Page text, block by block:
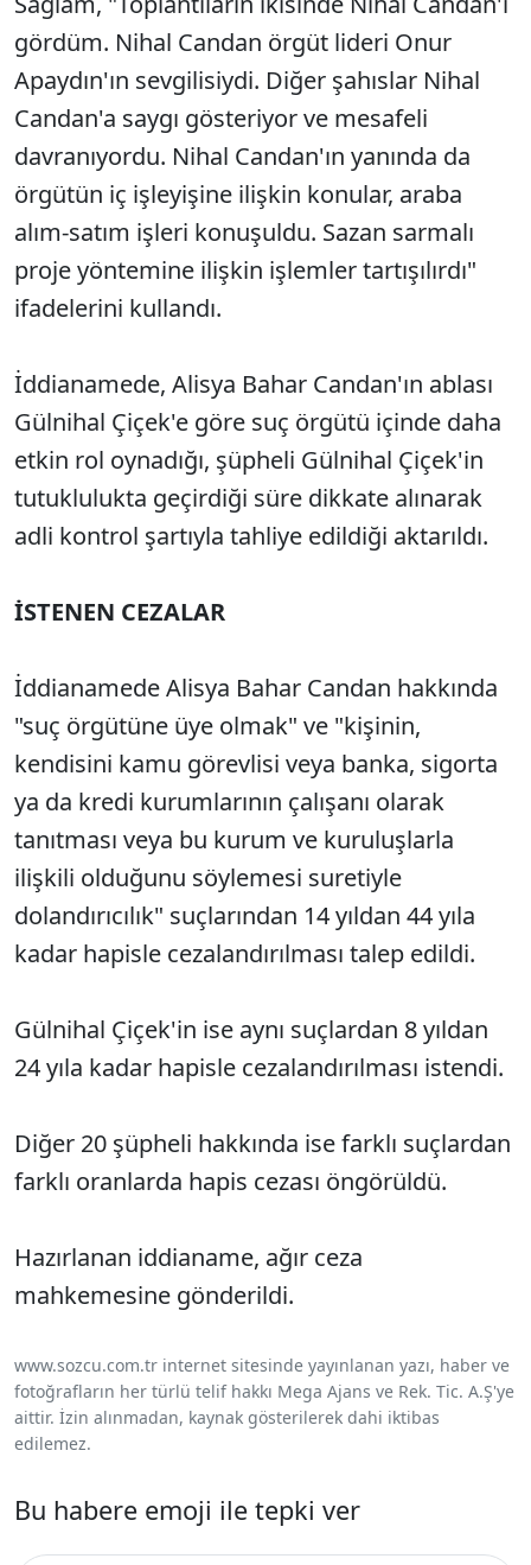
gördüm. Nihal Candan örgüt lideri Onur
Apaydın'ın sevgilisiydi. Diğer şahıslar Nihal
Candan'a saygı gösteriyor ve mesafeli
davranıyordu. Nihal Candan'ın yanında da
örgütün iç işleyişine ilişkin konular, araba
alım-satım işleri konuşuldu. Sazan sarmalı
proje yöntemine ilişkin işlemler tartışılırdı"
ifadelerini kullandı.
İddianamede, Alisya Bahar Candan'ın ablası
Gülnihal Çiçek'e göre suç örgütü içinde daha
etkin rol oynadığı, şüpheli Gülnihal Çiçek'in
tutuklulukta geçirdiği süre dikkate alınarak
adli kontrol şartıyla tahliye edildiği aktarıldı.
İSTENEN CEZALAR
İddianamede Alisya Bahar Candan hakkında
"suç örgütüne üye olmak" ve "kişinin,
kendisini kamu görevlisi veya banka, sigorta
ya da kredi kurumlarının çalışanı olarak
tanıtması veya bu kurum ve kuruluşlarla
ilişkili olduğunu söylemesi suretiyle
dolandırıcılık" suçlarından 14 yıldan 44 yıla
kadar hapisle cezalandırılması talep edildi.
Gülnihal Çiçek'in ise aynı suçlardan 8 yıldan
24 yıla kadar hapisle cezalandırılması istendi.
Diğer 20 şüpheli hakkında ise farklı suçlardan
farklı oranlarda hapis cezası öngörüldü.
Hazırlanan iddianame, ağır ceza
mahkemesine gönderildi.
www.sozcu.com.tr internet sitesinde yayınlanan yazı, haber ve
fotoğrafların her türlü telif hakkı Mega Ajans ve Rek. Tic. A.Ş'ye
aittir. İzin alınmadan, kaynak gösterilerek dahi iktibas
edilemez.
Bu habere emoji ile tepki ver